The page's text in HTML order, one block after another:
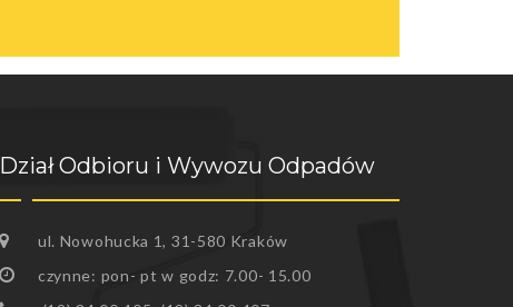
Dział Odbioru i Wywozu Odpadów
ul. Nowohucka 1, 31-580 Kraków
czynne: pon- pt w godz: 7.00- 15.00